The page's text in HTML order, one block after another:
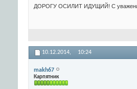
ДОРОГУ ОСИЛИТ ИДУЩИЙ! С
10.12.2014, 10:24
makh67
Карпятник